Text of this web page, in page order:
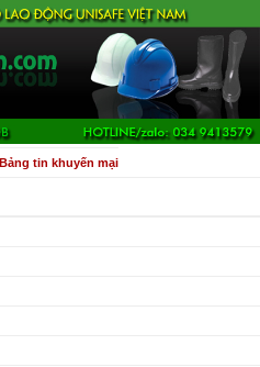
Bảng tin khuyến mại